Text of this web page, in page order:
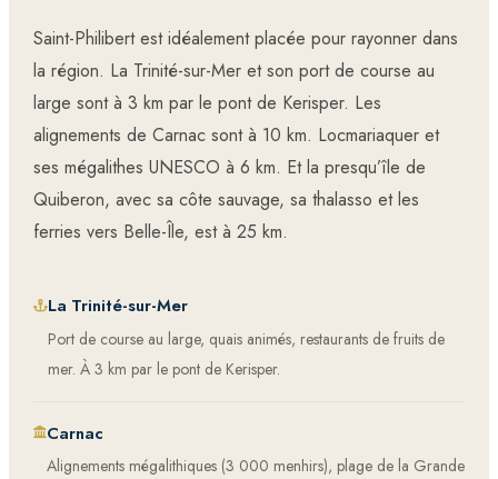
Saint-Philibert est idéalement placée pour rayonner dans
la région. La Trinité-sur-Mer et son port de course au
large sont à 3 km par le pont de Kerisper. Les
alignements de Carnacsont à 10 km. Locmariaqueret
ses mégalithes UNESCO à 6 km. Et la presqu’île de
Quiberon, avec sa côte sauvage, sa thalasso et les
ferries vers Belle-Île, est à 25 km.
La Trinité-sur-Mer
Port de course au large, quais animés, restaurants de fruits de
mer. À 3 km par le pont de Kerisper.
Carnac
Alignements mégalithiques (3 000 menhirs), plage de la Grande